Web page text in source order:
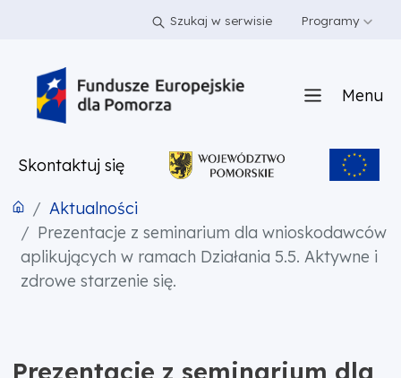
PRZEJDŹ DO TREŚCI Szukaj w serwisie Programy
Menu
Skontaktuj się
Aktualności
Prezentacje z seminarium dla wnioskodawców
aplikujących w ramach Działania 5.5. Aktywne i
zdrowe starzenie się.